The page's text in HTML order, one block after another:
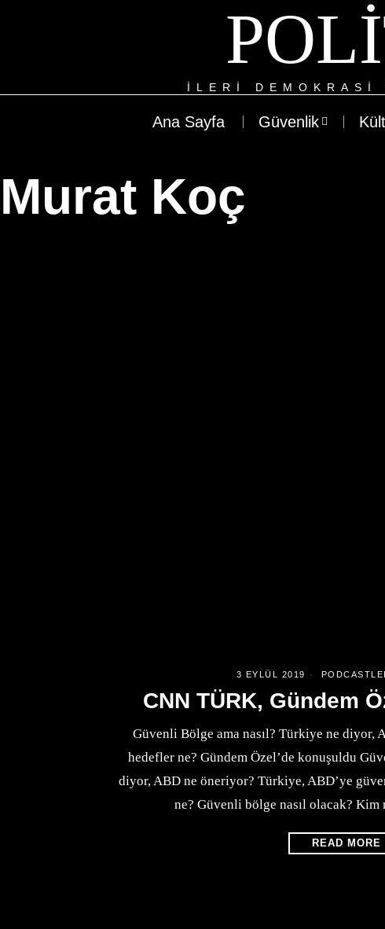
ILERI
Ana Sayfa Güvenlik
Murat Koç
3 EYLÜL 2019
CNN TÜRK, Gündem
Güvenli Bölge ama nasıl? Türkiye ne diyor,
hedefler ne? Gündem Özel’de konuşuldu
diyor, ABD ne öneriyor? Türkiye, ABD’ye
ne? Güvenli bölge nasıl olacak? Kim
READ MORE